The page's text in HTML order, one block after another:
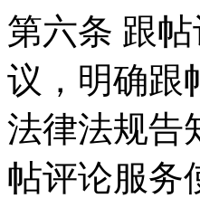
第六条 跟
议，明确跟
法律法规告
帖评论服务